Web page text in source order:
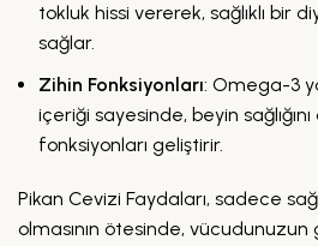
tokluk hissi vererek, sağlıklı bir
sağlar.
Zihin Fonksiyonları: Omega-3
içeriği sayesinde, beyin
fonksiyonları geliştirir.
Pikan Cevizi Faydaları, sadece
olmasının ötesinde, vücudunuzun